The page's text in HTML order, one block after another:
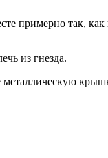
примерно так,
из гнезда.
металлическую